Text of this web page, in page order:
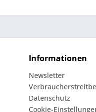
Informationen
Newsletter
Datenschutz
Cookie-